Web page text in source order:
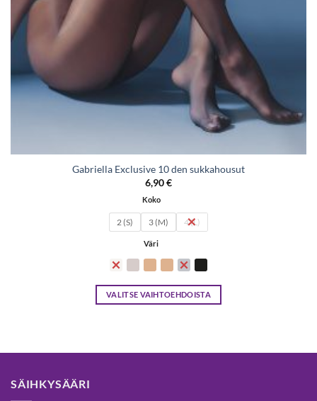
Gabriella Exclusive 10 den sukkahousut
6,90€
Koko
2 (S) 3 (M) 4 (L)
Väri
VALITSE VAIHTOEHDOISTA
useampi
SÄIHKYSÄÄRI